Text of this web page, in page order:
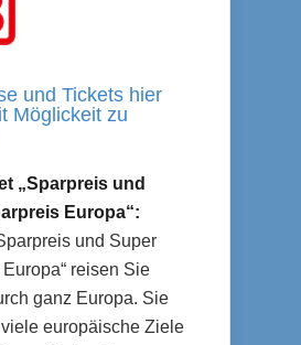
und Tickets hier
Möglickeit zu
„Sparpreis und
Europa“:
und Super
reisen Sie
ganz Europa. Sie
europäische Ziele